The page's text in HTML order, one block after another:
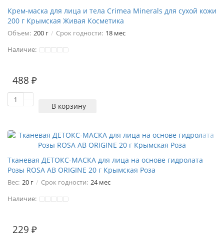
Крем-маска для лица и тела Crimea Minerals для сухой кожи
200 г Крымская Живая Косметика
Объем: 200 г Срок годности: 18 мес
Наличие:
488 ₽
В корзину
Тканевая ДЕТОКС-МАСКА для лица на основе гидролата
Розы ROSA AB ORIGINE 20 г Крымская Роза
Вес: 20 г Срок годности: 24 мес
Наличие:
229 ₽